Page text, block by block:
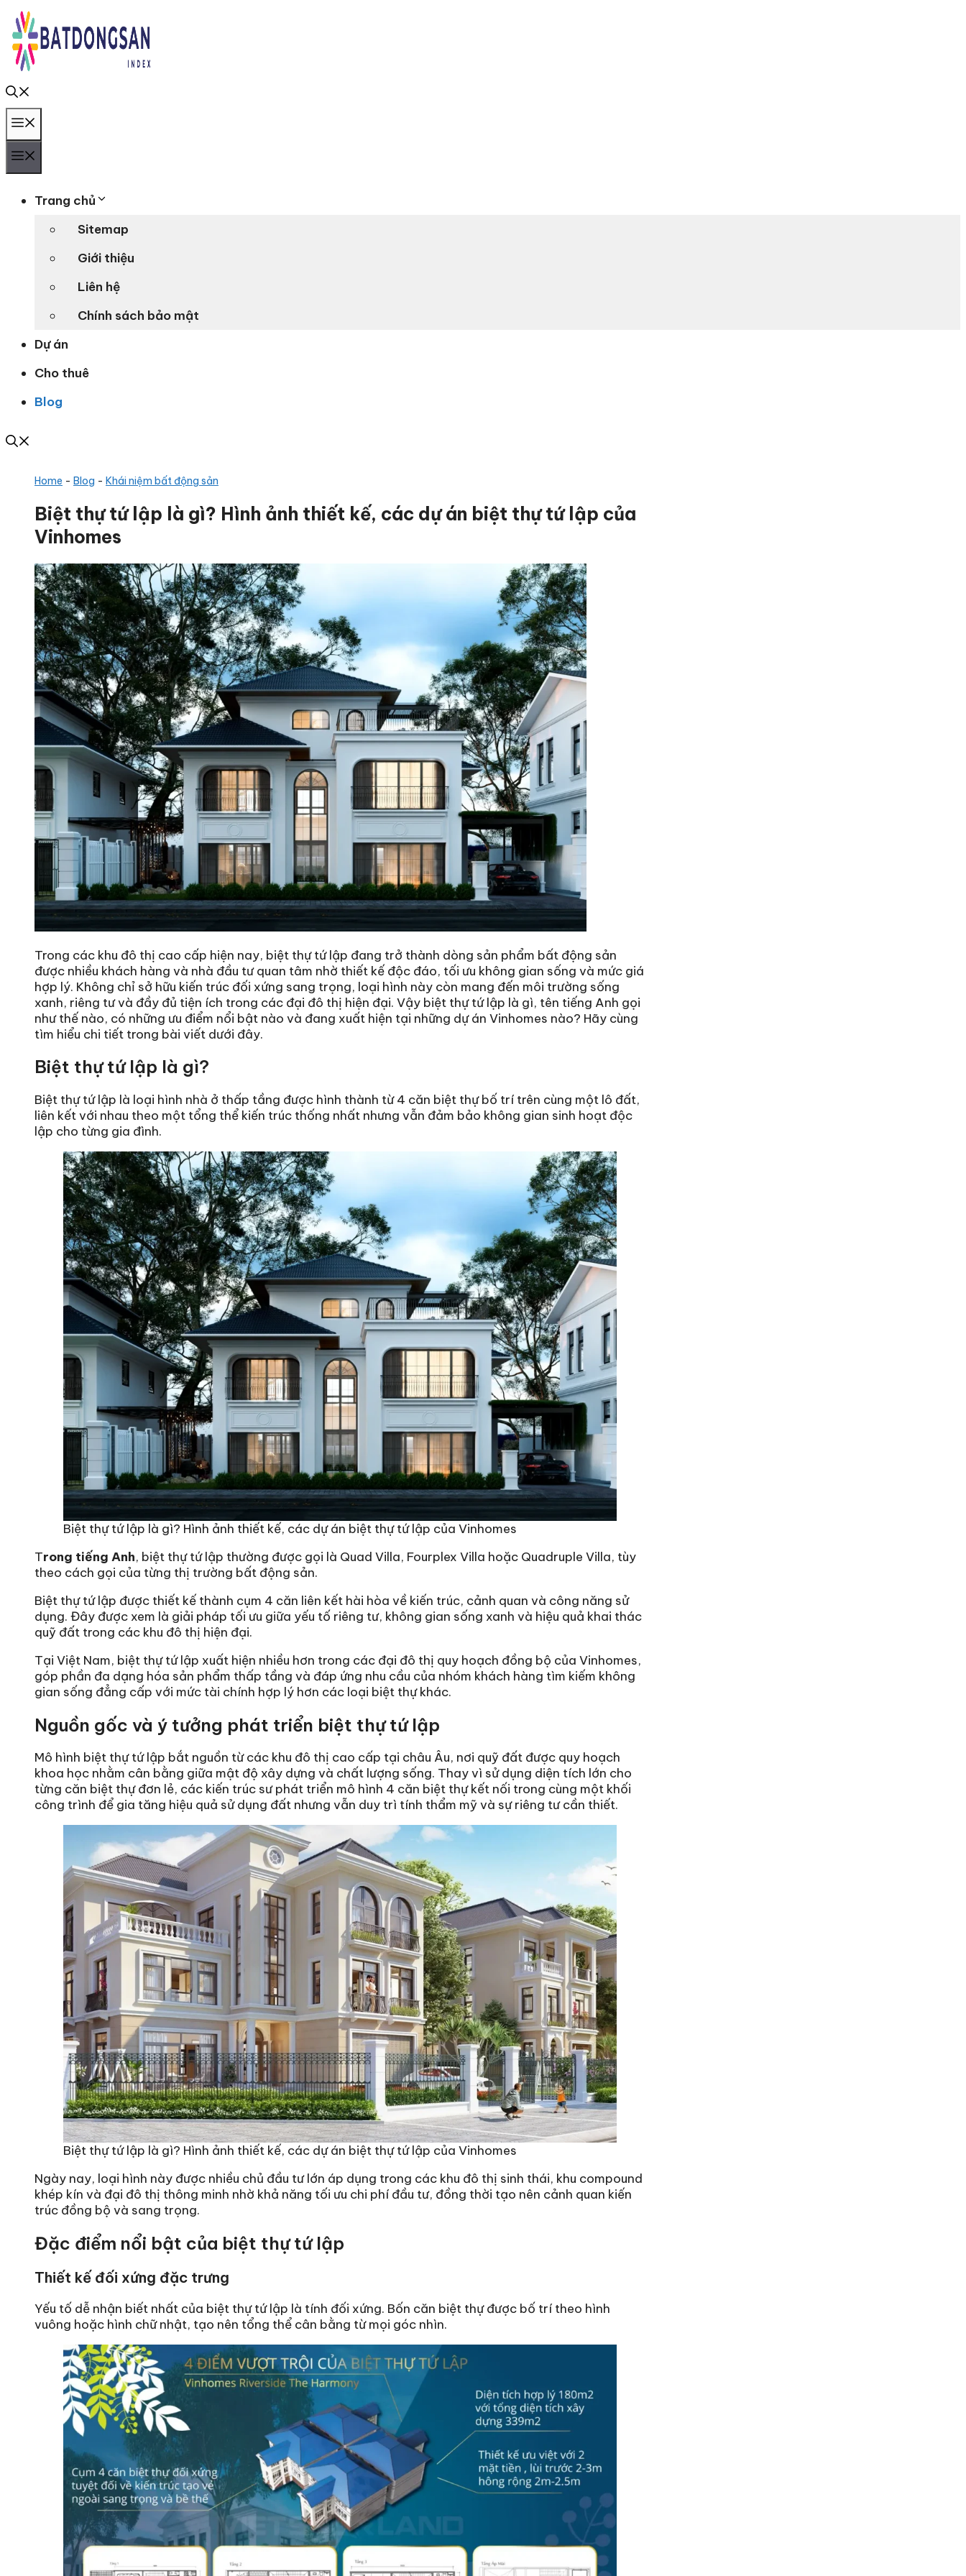
Chuyển
đến
nội
dung
Trang chủ
Sitemap
Giới thiệu
Liên hệ
Chính sách bảo mật
Dự án
Cho thuê
Blog
Home - Blog - Khái niệm bất động sản
Biệt thự tứ lập là gì? Hình ảnh thiết kế, các dự án biệt thự tứ lập của
Vinhomes
Trong các khu đô thị cao cấp hiện nay, biệt thự tứ lập đang trở thành dòng sản phẩm bất động sản
được nhiều khách hàng và nhà đầu tư quan tâm nhờ thiết kế độc đáo, tối ưu không gian sống và mức giá
hợp lý. Không chỉ sở hữu kiến trúc đối xứng sang trọng, loại hình này còn mang đến môi trường sống
xanh, riêng tư và đầy đủ tiện ích trong các đại đô thị hiện đại. Vậy biệt thự tứ lập là gì, tên tiếng Anh gọi
như thế nào, có những ưu điểm nổi bật nào và đang xuất hiện tại những dự án Vinhomes nào? Hãy cùng
tìm hiểu chi tiết trong bài viết dưới đây.
Biệt thự tứ lập là gì?
Biệt thự tứ lập là loại hình nhà ở thấp tầng được hình thành từ 4 căn biệt thự bố trí trên cùng một lô đất,
liên kết với nhau theo một tổng thể kiến trúc thống nhất nhưng vẫn đảm bảo không gian sinh hoạt độc
lập cho từng gia đình.
Biệt thự tứ lập là gì? Hình ảnh thiết kế, các dự án biệt thự tứ lập của Vinhomes
Trong tiếng Anh, biệt thự tứ lập thường được gọi là Quad Villa, Fourplex Villa hoặc Quadruple Villa, tùy
theo cách gọi của từng thị trường bất động sản.
Biệt thự tứ lập được thiết kế thành cụm 4 căn liên kết hài hòa về kiến trúc, cảnh quan và công năng sử
dụng. Đây được xem là giải pháp tối ưu giữa yếu tố riêng tư, không gian sống xanh và hiệu quả khai thác
quỹ đất trong các khu đô thị hiện đại.
Tại Việt Nam, biệt thự tứ lập xuất hiện nhiều hơn trong các đại đô thị quy hoạch đồng bộ của Vinhomes,
góp phần đa dạng hóa sản phẩm thấp tầng và đáp ứng nhu cầu của nhóm khách hàng tìm kiếm không
gian sống đẳng cấp với mức tài chính hợp lý hơn các loại biệt thự khác.
Nguồn gốc và ý tưởng phát triển biệt thự tứ lập
Mô hình biệt thự tứ lập bắt nguồn từ các khu đô thị cao cấp tại châu Âu, nơi quỹ đất được quy hoạch
khoa học nhằm cân bằng giữa mật độ xây dựng và chất lượng sống. Thay vì sử dụng diện tích lớn cho
từng căn biệt thự đơn lẻ, các kiến trúc sư phát triển mô hình 4 căn biệt thự kết nối trong cùng một khối
công trình để gia tăng hiệu quả sử dụng đất nhưng vẫn duy trì tính thẩm mỹ và sự riêng tư cần thiết.
Biệt thự tứ lập là gì? Hình ảnh thiết kế, các dự án biệt thự tứ lập của Vinhomes
Ngày nay, loại hình này được nhiều chủ đầu tư lớn áp dụng trong các khu đô thị sinh thái, khu compound
khép kín và đại đô thị thông minh nhờ khả năng tối ưu chi phí đầu tư, đồng thời tạo nên cảnh quan kiến
trúc đồng bộ và sang trọng.
Đặc điểm nổi bật của biệt thự tứ lập
Thiết kế đối xứng đặc trưng
Yếu tố dễ nhận biết nhất của biệt thự tứ lập là tính đối xứng. Bốn căn biệt thự được bố trí theo hình
vuông hoặc hình chữ nhật, tạo nên tổng thể cân bằng từ mọi góc nhìn.